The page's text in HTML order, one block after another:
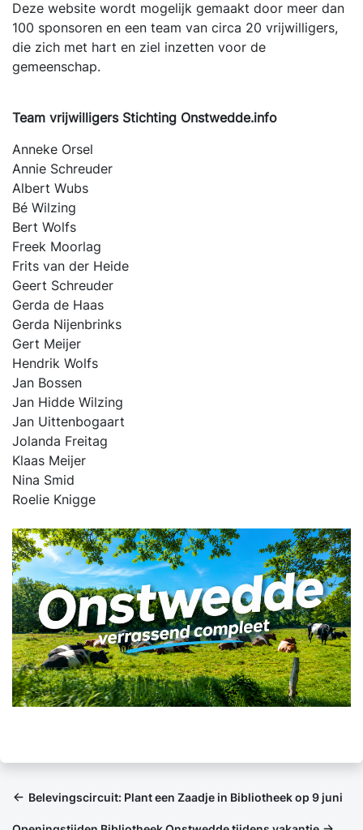
Deze website wordt mogelijk gemaakt door meer dan
100 sponsoren en een team van circa 20 vrijwilligers,
die zich met hart en ziel inzetten voor de
gemeenschap.
Team vrijwilligers Stichting Onstwedde.info
Anneke Orsel
Annie Schreuder
Albert Wubs
Bé Wilzing
Bert Wolfs
Freek Moorlag
Frits van der Heide
Geert Schreuder
Gerda de Haas
Gerda Nijenbrinks
Gert Meijer
Hendrik Wolfs
Jan Bossen
Jan Hidde Wilzing
Jan Uittenbogaart
Jolanda Freitag
Klaas Meijer
Nina Smid
Roelie Knigge
Belevingscircuit: Plant een Zaadje in Bibliotheek op 9 juni